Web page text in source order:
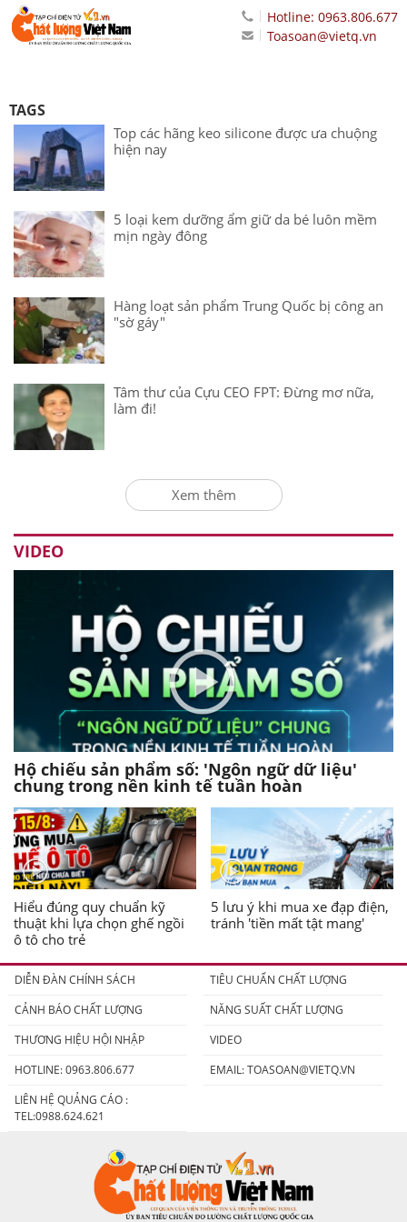
Hotline: 0963.806.677
Toasoan@vietq.vn
TAGS
Top các hãng keo silicone được ưa chuộng
hiện nay
5 loại kem dưỡng ẩm giữ da bé luôn mềm
mịn ngày đông
Hàng loạt sản phẩm Trung Quốc bị công an
"sờ gáy"
Tâm thư của Cựu CEO FPT: Đừng mơ nữa,
làm đi!
Xem thêm
VIDEO
Hộ chiếu sản phẩm số: 'Ngôn ngữ dữ liệu'
chung trong nền kinh tế tuần hoàn
Hiểu đúng quy chuẩn kỹ
thuật khi lựa chọn ghế ngồi
ô tô cho trẻ
5 lưu ý khi mua xe đạp điện,
tránh 'tiền mất tật mang'
DIỄN ĐÀN CHÍNH SÁCH
TIÊU CHUẨN CHẤT LƯỢNG
CẢNH BÁO CHẤT LƯỢNG
NĂNG SUẤT CHẤT LƯỢNG
THƯƠNG HIỆU HỘI NHẬP
VIDEO
HOTLINE: 0963.806.677
EMAIL:TOASOAN@VIETQ.VN
LIÊN HỆ QUẢNG CÁO :
TEL:0988.624.621